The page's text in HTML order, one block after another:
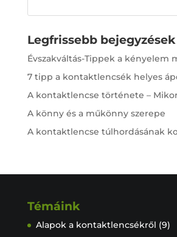
k r
Legfrissebb bejegyzések
Évszakváltás-Tippek a kényelem
7 tipp a kontaktlencsék helyes
A kontaktlencse története –
A könny és a műkönny szerepe
A kontaktlencse túlhordásának
Témáink
Alapok a kontaktlencsékről (9)